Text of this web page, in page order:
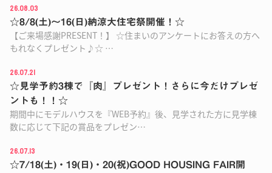
26.08.03
☆8/8(土)〜16(日)納涼大住宅祭開催！☆
【ご来場感謝PRESENT！】 ☆住まいのアンケートにお答えの方へ
もれなくプレゼント♪☆ …
26.07.21
☆見学予約3棟で『肉』プレゼント！さらに今だけプレゼ
ントも！！☆
期間中にモデルハウスを『WEB予約』後、見学された方に見学棟
数に応じて下記の賞品をプレゼン…
26.07.13
☆7/18(土)・19(日)・20(祝)GOOD HOUSING FAIR開